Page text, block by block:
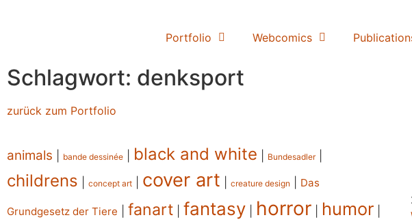
Portfolio Webcomics
Schlagwort: denksport
zurück zum Portfolio
animals bande dessinée black and white Bundesadler|
childrens concept art cover art creature design Das
Grundgesetz der Tiere fanart fantasy horror humor